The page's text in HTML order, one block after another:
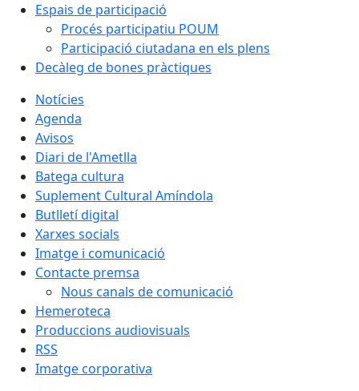
Espais de participació
Procés participatiu POUM
Participació ciutadana en els plens
Decàleg de bones pràctiques
Notícies
Agenda
Avisos
Diari de l'Ametlla
Batega cultura
Suplement Cultural Amíndola
Butlletí digital
Xarxes socials
Imatge i comunicació
Contacte premsa
Nous canals de comunicació
Hemeroteca
Produccions audiovisuals
RSS
Imatge corporativa